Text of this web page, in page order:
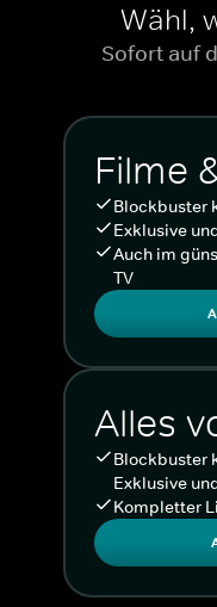
Wähl,
Sofort auf
Filme
Blockbuster
Exklusive
Auch im
TV
Alles
Blockbuster
Exklusive
Kompletter